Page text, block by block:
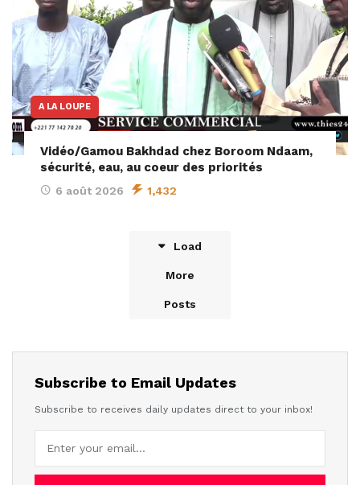
A LA LOUPE
Vidéo/Gamou Bakhdad chez Boroom Ndaam,
sécurité, eau, au coeur des priorités
6 août 2026 1,432
Load
More
Posts
Subscribe to Email Updates
Subscribe to receives daily updates direct to your inbox!